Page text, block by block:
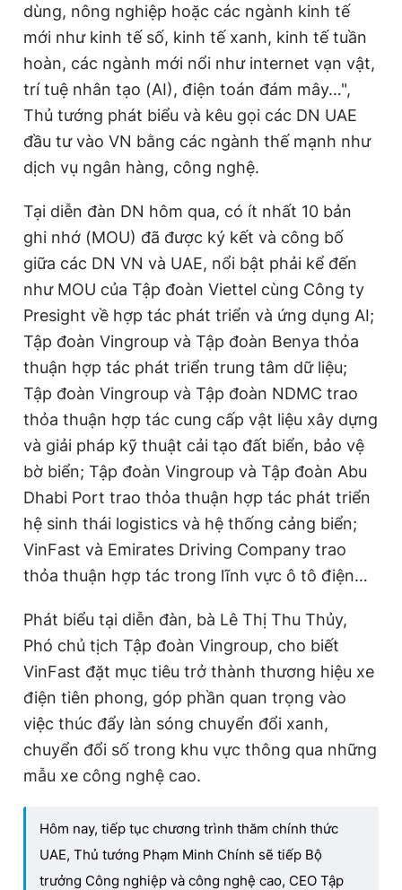
dùng, nông nghiệp hoặc các ngành kinh tế
mới như kinh tế số, kinh tế xanh, kinh tế tuần
hoàn, các ngành mới nổi như internet vạn vật,
trí tuệ nhân tạo (AI), điện toán đám mây…",
Thủ tướng phát biểu và kêu gọi các DN UAE
đầu tư vào VN bằng các ngành thế mạnh như
dịch vụ ngân hàng, công nghệ.
Tại diễn đàn DN hôm qua, có ít nhất 10 bản
ghi nhớ (MOU) đã được ký kết và công bố
giữa các DN VN và UAE, nổi bật phải kể đến
như MOU của Tập đoàn Viettel cùng Công ty
Presight về hợp tác phát triển và ứng dụng AI;
Tập đoàn Vingroup và Tập đoàn Benya thỏa
thuận hợp tác phát triển trung tâm dữ liệu;
Tập đoàn Vingroup và Tập đoàn NDMC trao
thỏa thuận hợp tác cung cấp vật liệu xây dựng
và giải pháp kỹ thuật cải tạo đất biển, bảo vệ
bờ biển; Tập đoàn Vingroup và Tập đoàn Abu
Dhabi Port trao thỏa thuận hợp tác phát triển
hệ sinh thái logistics và hệ thống cảng biển;
VinFast và Emirates Driving Company trao
thỏa thuận hợp tác trong lĩnh vực ô tô điện…
Phát biểu tại diễn đàn, bà Lê Thị Thu Thủy,
Phó chủ tịch Tập đoàn Vingroup, cho biết
VinFast đặt mục tiêu trở thành thương hiệu xe
điện tiên phong, góp phần quan trọng vào
việc thúc đẩy làn sóng chuyển đổi xanh,
chuyển đổi số trong khu vực thông qua những
mẫu xe công nghệ cao.
Hôm nay, tiếp tục chương trình thăm chính thức
UAE, Thủ tướng Phạm Minh Chính sẽ tiếp Bộ
trưởng Công nghiệp và công nghệ cao, CEO Tập